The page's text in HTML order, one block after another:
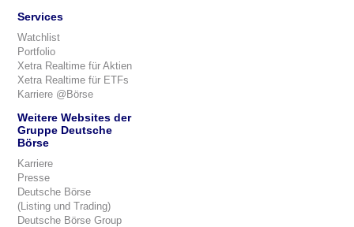
Services
Watchlist
Portfolio
Xetra Realtime für Aktien
Xetra Realtime für ETFs
Karriere @Börse
Weitere Websites der
Gruppe Deutsche
Börse
Karriere
Presse
Deutsche Börse
(Listing und Trading)
Deutsche Börse Group